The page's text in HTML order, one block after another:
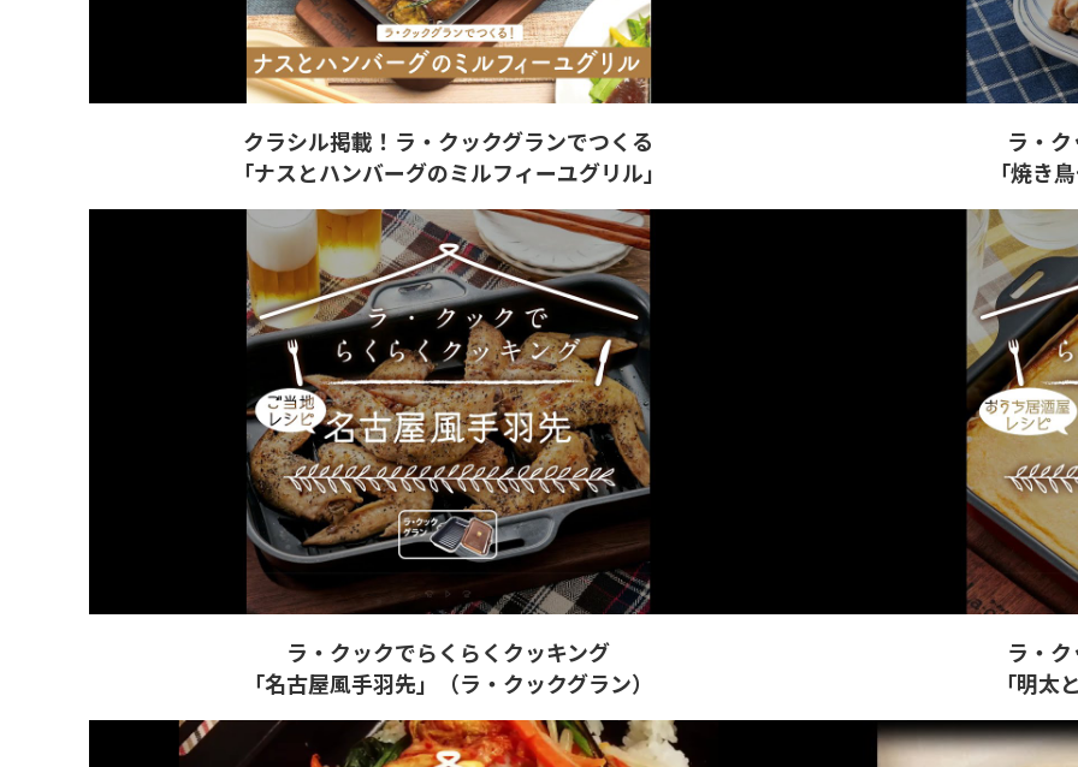
クラシル掲載！ラ・クックグランでつくる
「ナスとハンバーグのミルフィーユグリル」
ラ・
「焼き
ラ・クックでらくらくクッキング
「名古屋風手羽先」（ラ・クックグラン）
ラ・
「明太